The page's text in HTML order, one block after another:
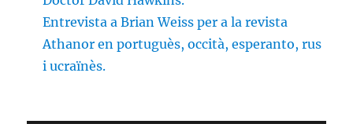
Entrevista a Brian Weiss per a la revista
Athanor en portuguès, occità, esperanto, rus
i ucraïnès.